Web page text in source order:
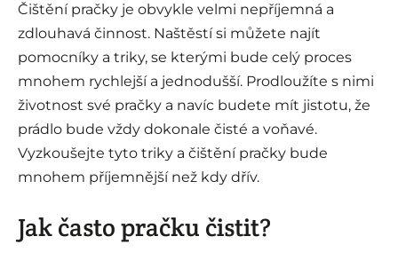
Čištění pračky je obvykle velmi nepříjemná a
zdlouhavá činnost. Naštěstí si můžete najít
pomocníky a triky, se kterými bude celý proces
mnohem rychlejší a jednodušší. Prodloužíte s nimi
životnost své pračky a navíc budete mít jistotu, že
prádlo bude vždy dokonale čisté a voňavé.
Vyzkoušejte tyto triky a čištění pračky bude
mnohem příjemnější než kdy dřív.
Jak často pračku čistit?